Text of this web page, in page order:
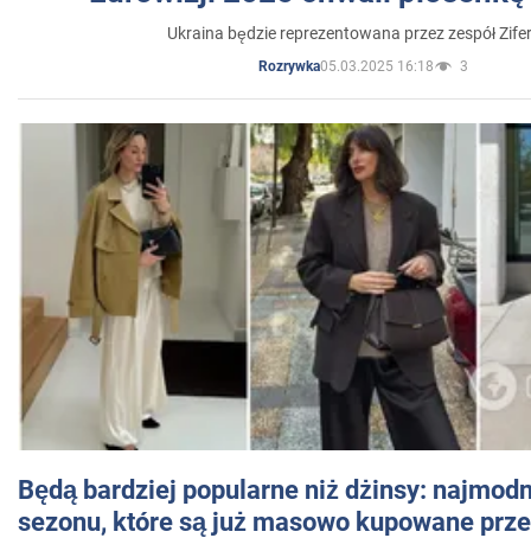
Ukraina będzie reprezentowana przez zespół
Rozrywka05.03.2025 16:18 3
Będą bardziej popularne niż dżinsy:
sezonu, które są już masowo kupowane